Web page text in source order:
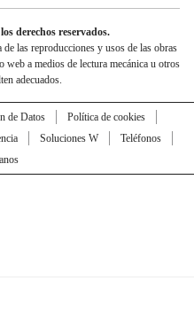
derechos reservados.
las reproducciones y usos de las obras
web a medios de lectura mecánica u otros
adecuados.
de Datos
Política de cookies
Soluciones W
Teléfonos